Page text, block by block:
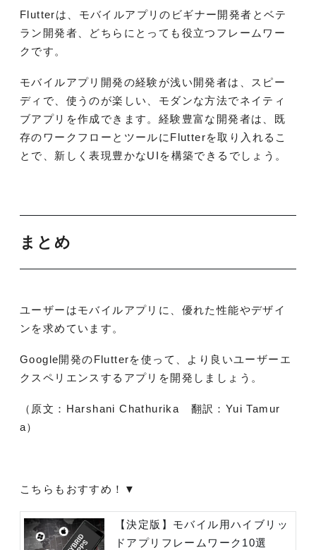
Flutterは、モバイルアプリのビギナー開発者とベテ
ラン開発者、どちらにとっても役立つフレームワー
クです。
モバイルアプリ開発の経験が浅い開発者は、スピー
ディで、使うのが楽しい、モダンな方法でネイティ
ブアプリを作成できます。経験豊富な開発者は、既
存のワークフローとツールにFlutterを取り入れるこ
とで、新しく表現豊かなUIを構築できるでしょう。
まとめ
ユーザーはモバイルアプリに、優れた性能やデザイ
ンを求めています。
Google開発のFlutterを使って、より良いユーザーエ
クスペリエンスするアプリを開発しましょう。
（原文：Harshani Chathurika 翻訳：Yui Tamur
a）
こちらもおすすめ！▼
【決定版】モバイル用ハイブリッ
ドアプリフレームワーク10選